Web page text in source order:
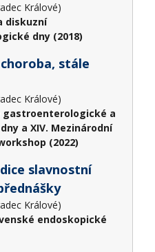
Králové)
diskuzní
dny (2018)
stále
Králové)
gastroenterologické a
a XIV. Mezinárodní
(2022)
slavnostní
Králové)
endoskopické